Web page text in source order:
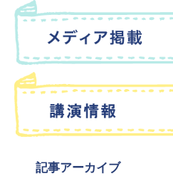
記事アーカイブ